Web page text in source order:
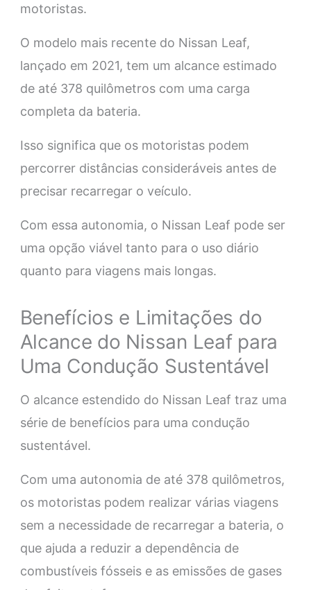
motoristas.
O modelo mais recente do Nissan Leaf,
lançado em 2021, tem um alcance estimado
de até 378 quilômetros com uma carga
completa da bateria.
Isso significa que os motoristas podem
percorrer distâncias consideráveis antes de
precisar recarregar o veículo.
Com essa autonomia, o Nissan Leaf pode ser
uma opção viável tanto para o uso diário
quanto para viagens mais longas.
Benefícios e Limitações do
Alcance do Nissan Leaf para
Uma Condução Sustentável
O alcance estendido do Nissan Leaf traz uma
série de benefícios para uma condução
sustentável.
Com uma autonomia de até 378 quilômetros,
os motoristas podem realizar várias viagens
sem a necessidade de recarregar a bateria, o
que ajuda a reduzir a dependência de
combustíveis fósseis e as emissões de gases